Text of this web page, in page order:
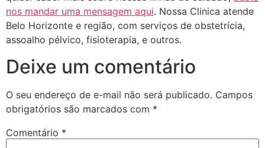
nos mandar uma mensagem aqui. Nossa Clinica atende
Belo Horizonte e região, com serviços de obstetrícia,
assoalho pélvico, fisioterapia, e outros.
Deixe um comentário
O seu endereço de e-mail não será publicado. Campos
obrigatórios são marcados com *
Comentário *